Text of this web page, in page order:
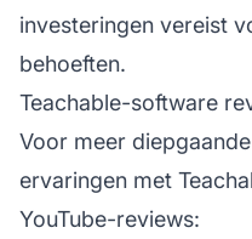
investeringen vereist
behoeften.
Teachable-software
Voor meer
ervaringen met
YouTube-reviews: